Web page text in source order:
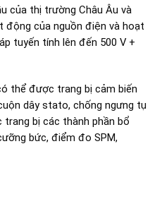
của thị trường Châu Âu và
động của nguồn điện và hoạt
tuyến tính lên đến 500 V +
thể được trang bị cảm biến
dây stato, chống ngưng tụ
bị các thành phần bổ
bức, điểm đo SPM,